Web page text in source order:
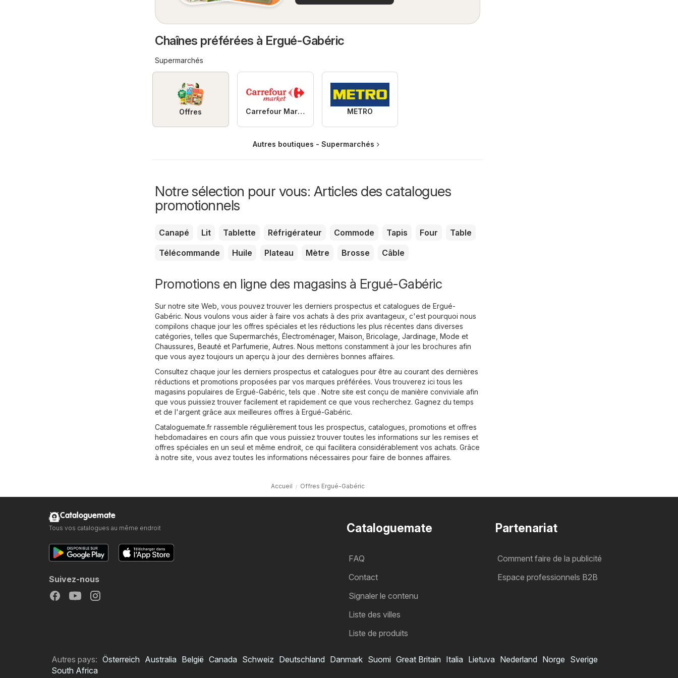
Chaînes préférées à Ergué-Gabéric
Supermarchés
Offres Carrefour Market METRO
Autres boutiques - Supermarchés
Notre sélection pour vous: Articles des catalogues
promotionnels
Canapé Lit Tablette Réfrigérateur Commode Tapis Four
Table
Télécommande
Huile Plateau Mètre Brosse Câble
Promotions en ligne des magasins à Ergué-Gabéric
Sur notre site Web, vous pouvez trouver les derniers prospectus et catalogues de Ergué-
Gabéric. Nous voulons vous aider à faire vos achats à des prix avantageux, c'est pourquoi nous
compilons chaque jour les offres spéciales et les réductions les plus récentes dans diverses
catégories, telles que Supermarchés, Électroménager, Maison, Bricolage, Jardinage, Mode et
Chaussures, Beauté et Parfumerie, Autres. Nous mettons constamment à jour les brochures afin
que vous ayez toujours un aperçu à jour des dernières bonnes affaires.
Consultez chaque jour les derniers prospectus et catalogues pour être au courant des dernières
réductions et promotions proposées par vos marques préférées. Vous trouverez ici tous les
magasins populaires de Ergué-Gabéric, tels que . Notre site est conçu de manière conviviale afin
que vous puissiez trouver facilement et rapidement ce que vous recherchez. Gagnez du temps
et de l'argent grâce aux meilleures offres à Ergué-Gabéric.
Cataloguemate.fr rassemble régulièrement tous les prospectus, catalogues, promotions et offres
hebdomadaires en cours afin que vous puissiez trouver toutes les informations sur les remises et
offres spéciales en un seul et même endroit, ce qui facilitera considérablement vos achats. Grâce
à notre site, vous avez toutes les informations nécessaires pour faire de bonnes affaires.
Accueil Offres Ergué-Gabéric
Cataloguemate
FAQ
Contact
Signaler le contenu
Liste des villes
Liste de produits
Partenariat
Comment faire de la publicité
Espace professionnels B2B
Cataloguemate
Tous vos catalogues au même endroit
Suivez-nous
Autres pays: Österreich Australia België Canada Schweiz Deutschland Danmark Suomi Great Britain Italia Lietuva Nederland Norge Sverige
South Africa